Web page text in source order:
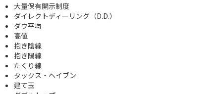
大量保有開示制度
ダイレクトディーリング（D.D.）
ダウ平均
高値
抱き陰線
抱き陽線
たくり線
タックス・ヘイブン
建て玉